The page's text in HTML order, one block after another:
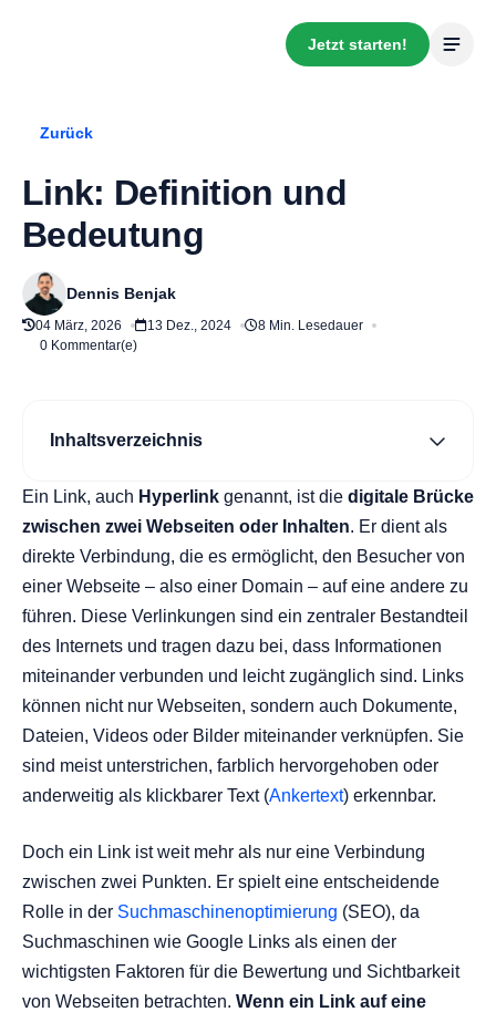
Jetzt starten!
Zurück
Link: Definition und
Bedeutung
Dennis Benjak
04 März, 2026 13 Dez., 2024
8 Min. Lesedauer
0 Kommentar(e)
Inhaltsverzeichnis
Links?
Die Wichtigkeit von Links für das Internet
Vertrau beim Linkaufbau auf den Marktführer
Ein Link, auch Hyperlink genannt, ist die digitale Brücke
zwischen zwei Webseiten oder Inhalten. Er dient als
direkte Verbindung, die es ermöglicht, den Besucher von
einer Webseite – also einer Domain – auf eine andere zu
führen. Diese Verlinkungen sind ein zentraler Bestandteil
des Internets und tragen dazu bei, dass Informationen
miteinander verbunden und leicht zugänglich sind. Links
können nicht nur Webseiten, sondern auch Dokumente,
Dateien, Videos oder Bilder miteinander verknüpfen. Sie
sind meist unterstrichen, farblich hervorgehoben oder
anderweitig als klickbarer Text (Ankertext) erkennbar.
Doch ein Link ist weit mehr als nur eine Verbindung
zwischen zwei Punkten. Er spielt eine entscheidende
Rolle in der Suchmaschinenoptimierung (SEO), da
Suchmaschinen wie Google Links als einen der
wichtigsten Faktoren für die Bewertung und Sichtbarkeit
von Webseiten betrachten. Wenn ein Link auf eine